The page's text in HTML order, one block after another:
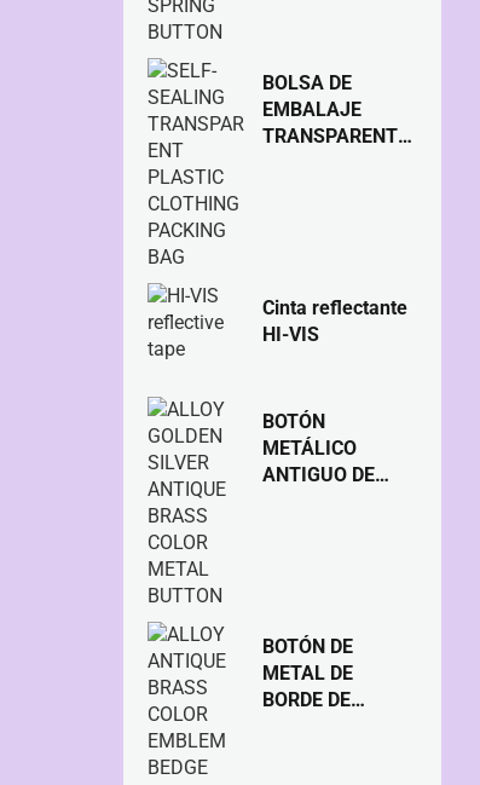
BOLSA DE
EMBALAJE
TRANSPARENTE
Cinta reflectante
HI-VIS
BOTÓN
METÁLICO
ANTIGUO DE
BOTÓN DE
METAL DE
BORDE DE